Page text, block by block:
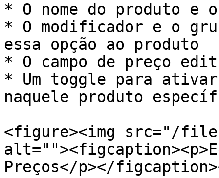
* O nome do produto e o
* O modificador e o
essa opção ao produto
* O campo de preço
* Um toggle para
naquele produto
<figure><img src="/files/
Preços</p></